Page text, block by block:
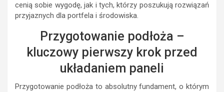
cenią sobie wygodę, jak i tych, którzy poszukują rozwiązań
przyjaznych dla portfela i środowiska.
Przygotowanie podłoża –
kluczowy pierwszy krok przed
układaniem paneli
Przygotowanie podłoża to absolutny fundament, o którym